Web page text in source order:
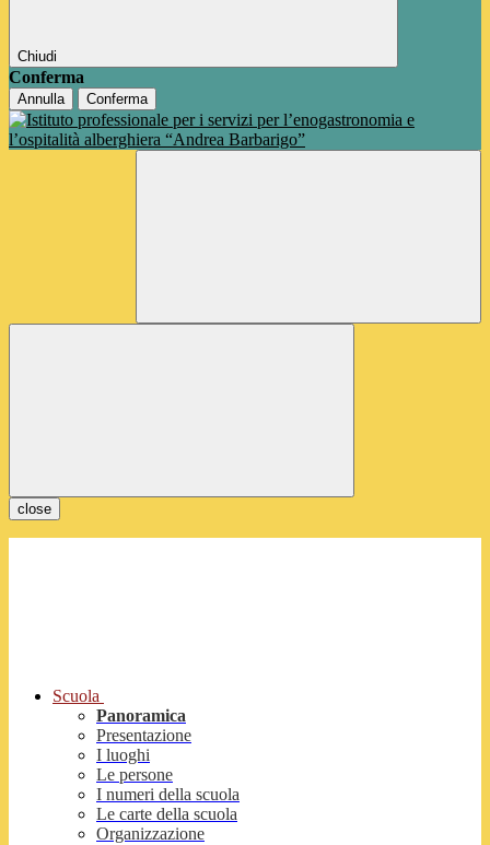
Chiudi
Conferma
Annulla Conferma
close
Scuola
Panoramica
Presentazione
I luoghi
Le persone
I numeri della scuola
Le carte della scuola
Organizzazione